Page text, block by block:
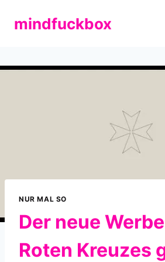
Inhaltmindfuckbox
NUR MAL SO
Der neue
Roten Kreuzes